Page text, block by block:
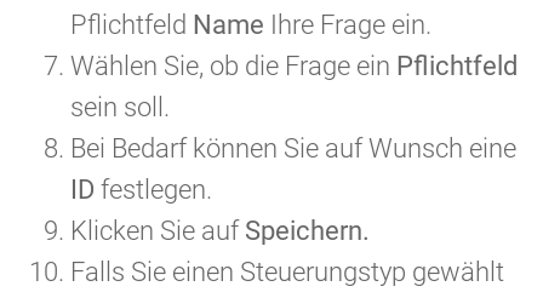
Pflichtfeld Name Ihre Frage ein.
Wählen Sie, ob die Frage ein Pflichtfeld
sein soll.
Bei Bedarf können Sie auf Wunsch eine
ID festlegen.
Klicken Sie auf Speichern.
Falls Sie einen Steuerungstyp gewählt